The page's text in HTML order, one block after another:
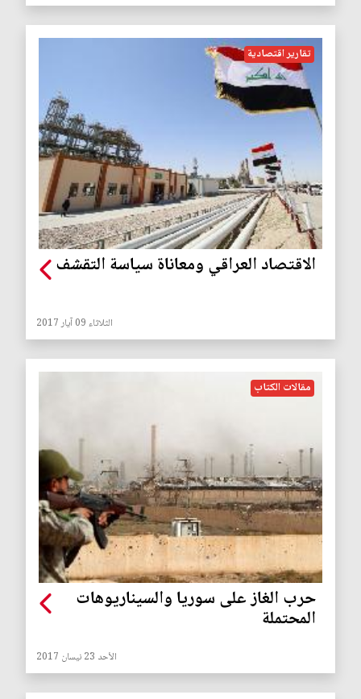
تقارير اقتصادية
الاقتصاد العراقي ومعاناة سياسة التقشف
الثلاثاء 09 آيار 2017
مقالات الكتاب
حرب الغاز على سوريا والسيناريوهات
المحتملة
الأحد 23 نيسان 2017